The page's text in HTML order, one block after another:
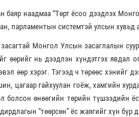
баяр наадмаа “Төрт ёсоо дээдлэх
парламентын системтэй улсын
Монгол Улсын засаглалын
өөрийг нь дээдлэн хүндэтгэх
өөр хэрэг. Тэгээд ч төрөөс хэнийг
цагаар гайхуулан гоёж, хамгийн
болсон өнөөгийн төрийн түшээдийн
“төөрсөн” ёс жаягийг хүн бүр